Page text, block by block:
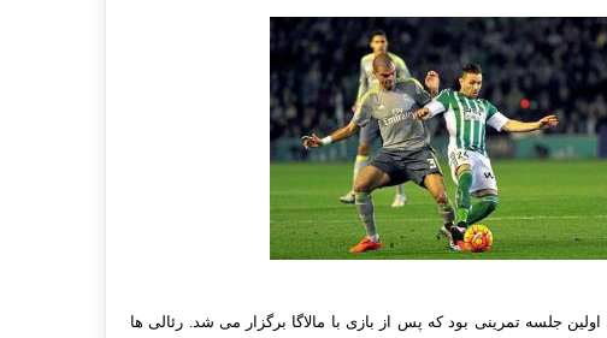
اولین جلسه تمرینی بود که پس از بازی با مالاگا برگزار می شد. رئالی ها